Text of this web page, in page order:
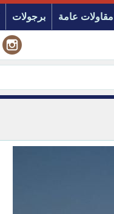
مقاولات عامة برجولات